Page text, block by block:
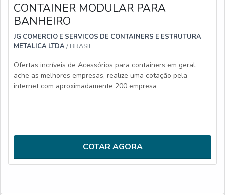
CONTAINER MODULAR PARA
BANHEIRO
JG COMERCIO E SERVICOS DE CONTAINERS E ESTRUTURA
METALICA LTDA / BRASIL
Ofertas incríveis de Acessórios para containers em geral,
ache as melhores empresas, realize uma cotação pela
internet com aproximadamente 200 empresa
COTAR AGORA